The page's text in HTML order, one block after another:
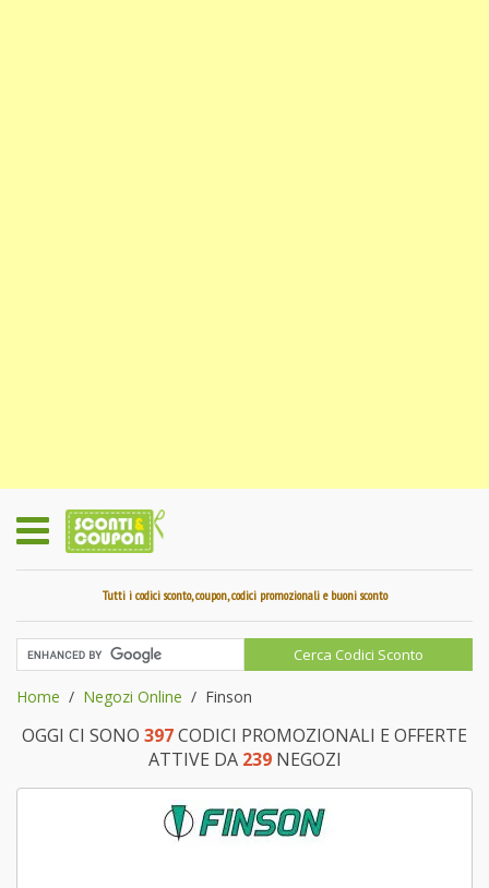
Tutti i codici sconto, coupon, codici promozionali e buoni sconto
Home Negozi Online Finson
OGGI CI SONO 397CODICI PROMOZIONALI E OFFERTE
ATTIVE DA 239NEGOZI